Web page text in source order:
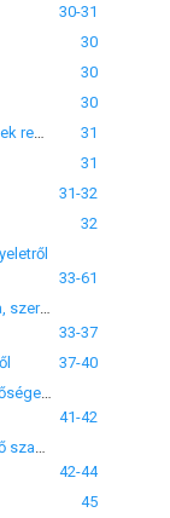
30-31
30
30
30
31
31
31-32
32
33-61
1. A pártfogó felügyelet jelentősége, célja, szerepe, tartalma
33-37
37-40
41-42
42-44
45